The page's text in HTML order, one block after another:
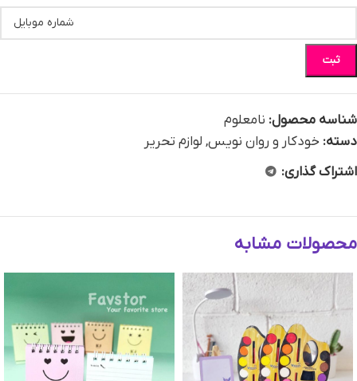
ثبت
شناسه محصول: نامعلوم
دسته: خودکار و روان نویس, لوازم تحریر
اشتراک گذاری:
محصولات مشابه